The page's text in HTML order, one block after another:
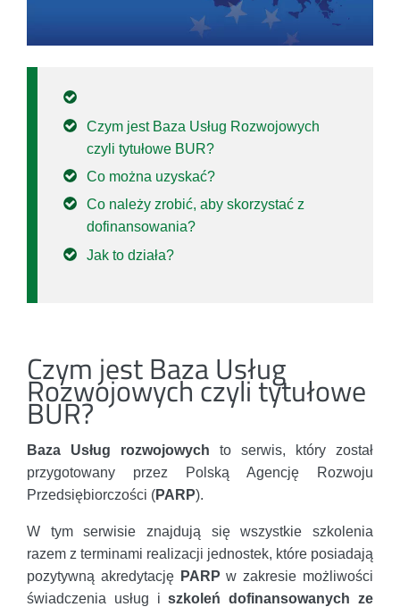
Czym jest Baza Usług Rozwojowych
czyli tytułowe BUR?
Co można uzyskać?
Co należy zrobić, aby skorzystać z
dofinansowania?
Jak to działa?
Czym jest Baza Usług
Rozwojowych czyli tytułowe
BUR?
Baza Usług rozwojowych to serwis, który został
przygotowany przez Polską Agencję Rozwoju
Przedsiębiorczości (PARP).
W tym serwisie znajdują się wszystkie szkolenia
razem z terminami realizacji jednostek, które posiadają
pozytywną akredytację PARP w zakresie możliwości
świadczenia usług iszkoleń dofinansowanych ze